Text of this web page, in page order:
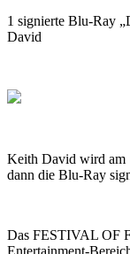
1 signierte Blu-Ray
David
Keith David wird am
dann die Blu-Ray
Das FESTIVAL OF
Entertainment-